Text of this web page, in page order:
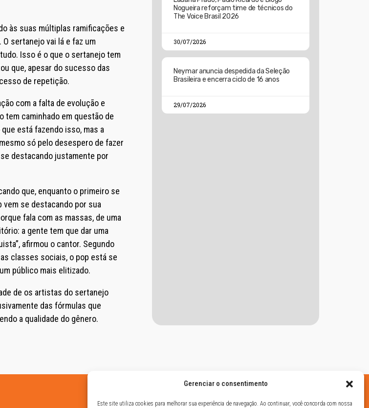
Gerenciar o consentimento
Este site utiliza cookies para melhorar sua experiência de navegação. Ao continuar, você concorda com nossa
às suas múltiplas ramificações e
sertanejo vai lá e faz um
Isso é o que o sertanejo tem
que, apesar do sucesso das
de repetição.
com a falta de evolução e
tem caminhado em questão de
está fazendo isso, mas a
só pelo desespero de fazer
destacando justamente por
que, enquanto o primeiro se
vem se destacando por sua
fala com as massas, de uma
a gente tem que dar uma
afirmou o cantor. Segundo
classes sociais, o pop está se
público mais elitizado.
de os artistas do sertanejo
das fórmulas que
a qualidade do gênero.
Nogueira reforçam time de técnicos do
The Voice Brasil 2026
30/07/2026
Neymar anuncia despedida da Seleção
Brasileira e encerra ciclo de 16 anos
29/07/2026